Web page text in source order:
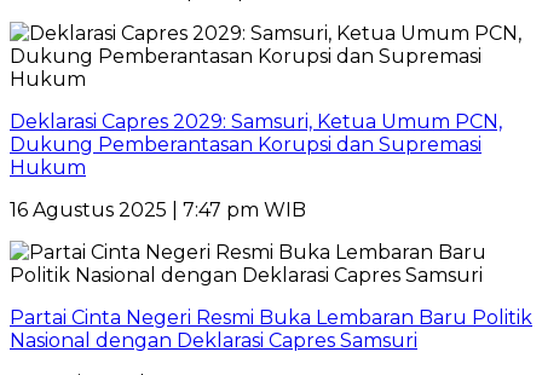
Deklarasi Capres 2029: Samsuri, Ketua Umum PCN,
Dukung Pemberantasan Korupsi dan Supremasi
Hukum
16 Agustus 2025 | 7:47 pm WIB
Partai Cinta Negeri Resmi Buka Lembaran Baru Politik
Nasional dengan Deklarasi Capres Samsuri